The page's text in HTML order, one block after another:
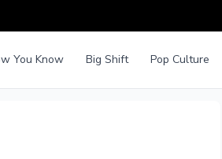
You Know Big Shift Pop Culture